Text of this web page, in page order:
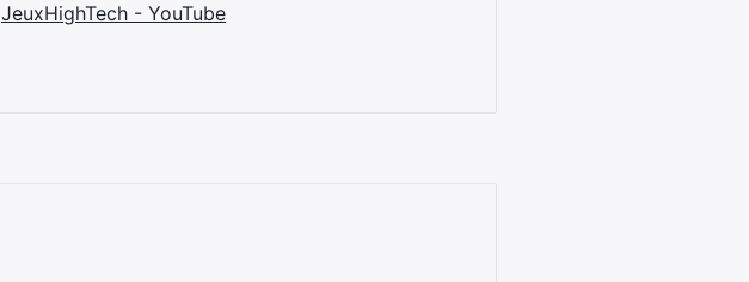
- YouTube